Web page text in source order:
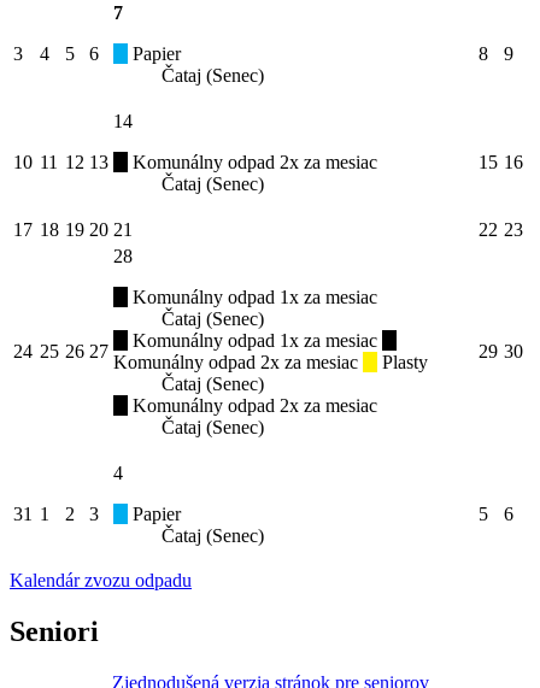
3 4 5 6
7
Papier
Čataj (Senec)
8 9
10 11 12 13
14
Komunálny odpad 2x za mesiac
Čataj (Senec)
15 16
17 18 19 20 21 22 23
24 25 26 27
28
Komunálny odpad 1x za mesiac
Čataj (Senec)
Komunálny odpad 1x za mesiac
Komunálny odpad 2x za mesiac
Plasty
Čataj (Senec)
Komunálny odpad 2x za mesiac
Čataj (Senec)
29 30
31 1 2 3
4
Papier
Čataj (Senec)
5 6
Kalendár zvozu odpadu
Seniori
Zjednodušená verzia stránok pre seniorov